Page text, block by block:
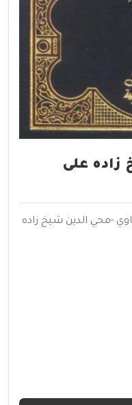
على
-محي الدين شيخ زاده